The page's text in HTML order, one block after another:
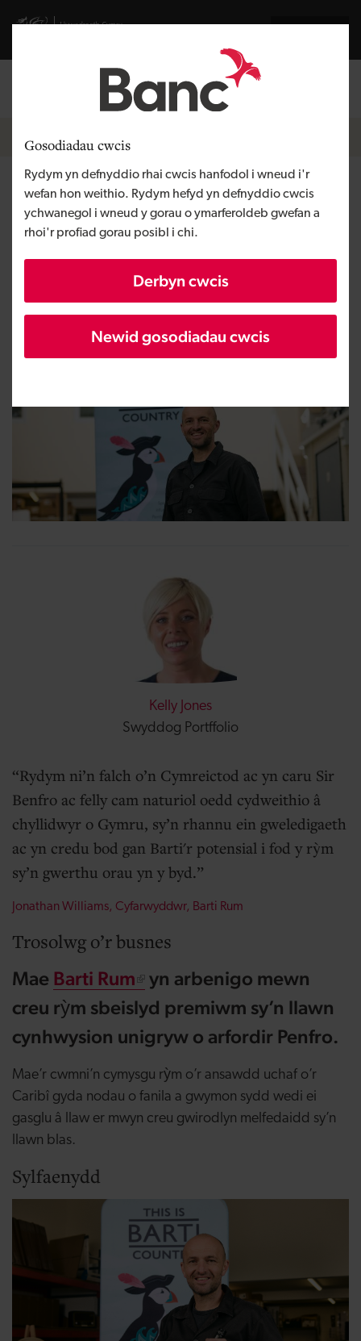
Gosodiadau cwcis
Rydym yn defnyddio rhai cwcis hanfodol i wneud i'r
wefan hon weithio. Rydym hefyd yn defnyddio cwcis
ychwanegol i wneud y gorau o ymarferoldeb gwefan a
rhoi'r profiad gorau posibl i chi.
Derbyn cwcis
Newid gosodiadau cwcis
Visit gov.wales website
Mewngofnodi
Breadcrumb
Hafan
Barti Rum
Rhanbarth Gorllewin Cymru
Tyfu busnes
Maint BBaCh
Dros £100,000
Kelly Jones
Swyddog Portffolio
Rydym ni’n falch o’n Cymreictod ac yn caru Sir
Benfro ac felly cam naturiol oedd cydweithio â
chyllidwyr o Gymru, sy’n rhannu ein gweledigaeth
ac yn credu bod gan Barti'r potensial i fod y rỳm
sy’n gwerthu orau yn y byd.
Jonathan Williams, Cyfarwyddwr, Barti Rum
Trosolwg o’r busnes
Mae Barti Rum
yn arbenigo mewn
creu rỳm sbeislyd premiwm sy’n llawn
cynhwysion unigryw o arfordir Penfro.
Mae’r cwmni’n cymysgu rỳm o’r ansawdd uchaf o’r
Caribî gyda nodau o fanila a gwymon sydd wedi ei
gasglu â llaw er mwyn creu gwirodlyn melfedaidd sy’n
llawn blas.
Sylfaenydd